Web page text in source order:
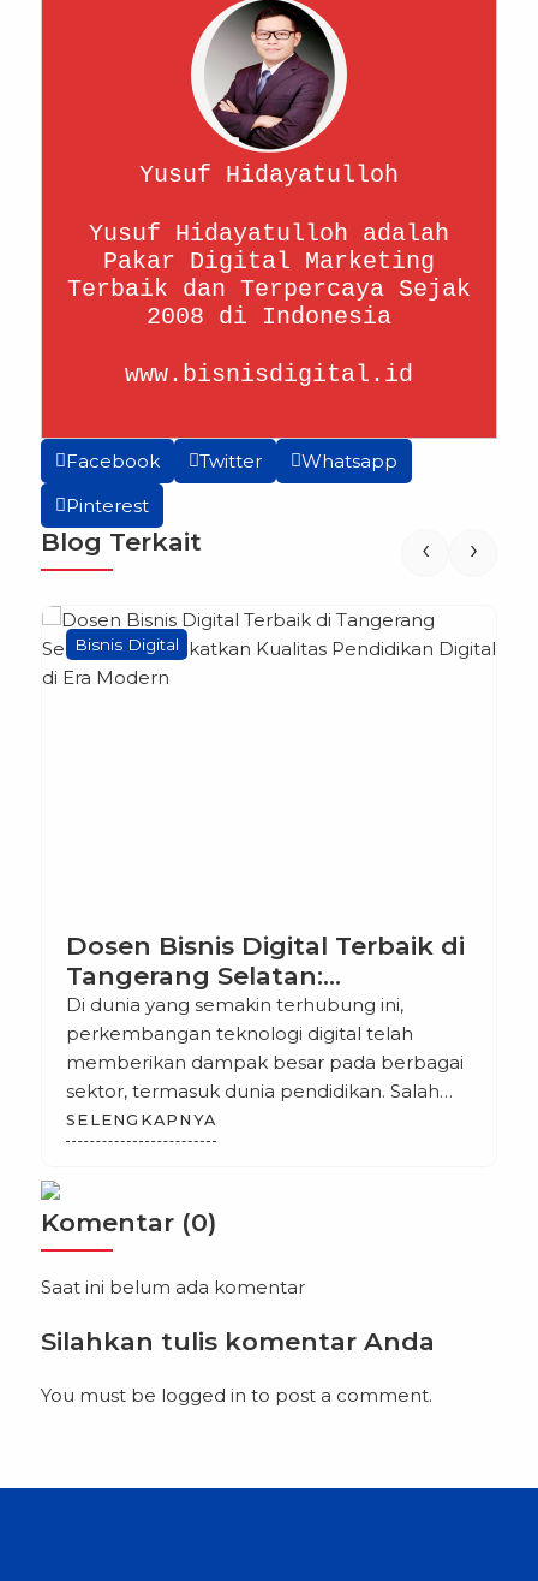
Yusuf Hidayatulloh
Yusuf Hidayatulloh adalah
Pakar Digital Marketing
Terbaik dan Terpercaya Sejak
2008 di Indonesia
www.bisnisdigital.id
Facebook Twitter
Whatsapp
Pinterest
Blog Terkait
Bisnis Digital
Dosen Bisnis Digital Terbaik di
Tangerang Selatan:
Meningkatkan Kualitas
Pendidikan Digital di Era
Modern
Di dunia yang semakin terhubung ini,
perkembangan teknologi digital telah
memberikan dampak besar pada berbagai
sektor, termasuk dunia pendidikan. Salah
satu sektor yang berkembang pesat adalah
bisnis digital, yang menjadi bidang yang
keahlian di bidang ini. Tangerang Selatan,
Indonesia, […]
SELENGKAPNYA
‹ ›
Komentar (0)
Saat ini belum ada komentar
Silahkan tulis komentar Anda
You must be logged in to post a comment.